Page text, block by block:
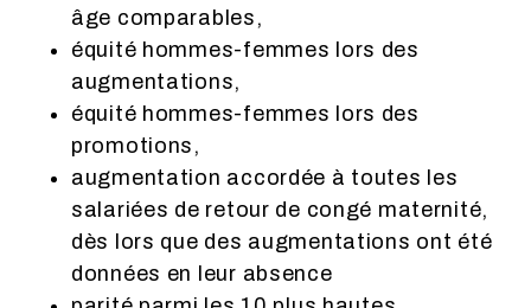
âge comparables,
équité hommes-femmes lors des
augmentations,
équité hommes-femmes lors des
promotions,
augmentation accordée à toutes les
salariées de retour de congé maternité,
dès lors que des augmentations ont été
données en leur absence